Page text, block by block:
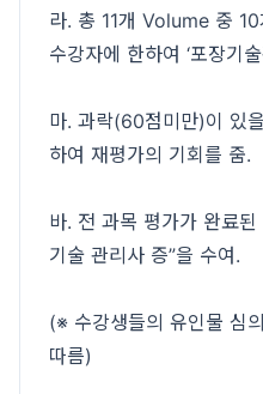
라. 총 11개 Volume 중
수강자에 한하여 ‘포장기
마. 과락(60점미만)이 있
하여 재평가의 기회를 줌.
바. 전 과목 평가가 완료
기술 관리사 증”을 수여.
(※ 수강생들의 유인물 심
따름)